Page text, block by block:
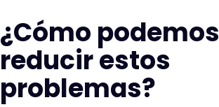
¿Cómo podemos
reducir estos
problemas?